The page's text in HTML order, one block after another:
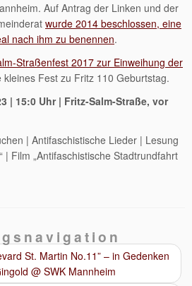
Auf Antrag der Linken und der
wurde 2014 beschlossen, eine
nach ihm zu benennen.
Straßenfest 2017 zur Einweihung der
kleines Fest zu Fritz 110 Geburtstag.
| 15:0 Uhr | Fritz-Salm-Straße, vor
| Antifaschistische Lieder | Lesung
| Film „Antifaschistische Stadtrundfahrt
St. Martin No.11” – in Gedenken
@ SWK Mannheim